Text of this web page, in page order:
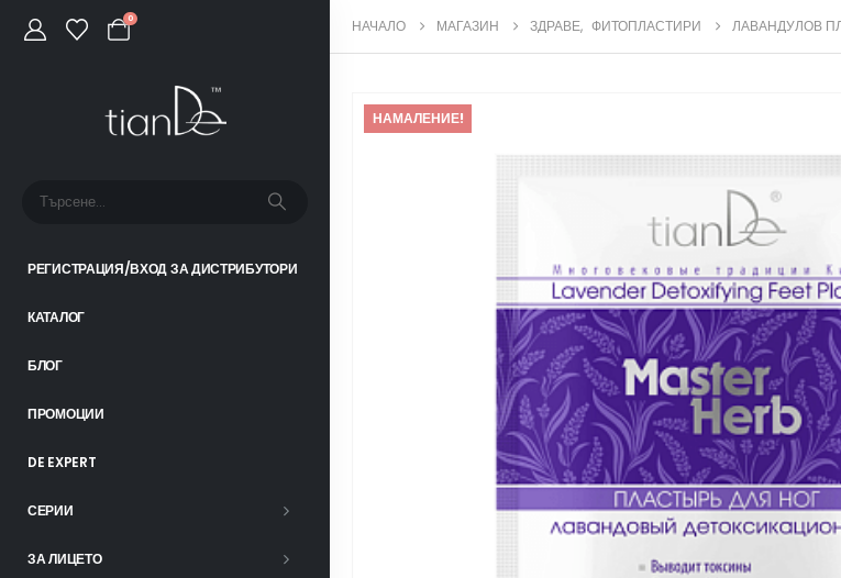
0
РЕГИСТРАЦИЯ/ВХОД ЗА ДИСТРИБУТОРИ
КАТАЛОГ
БЛОГ
ПРОМОЦИИ
DE EXPERT
СЕРИИ
ЗА ЛИЦЕТО
НАЧАЛО МАГАЗИН ЗДРАВЕ, ФИТОПЛАСТИРИ ЛАВАНДУЛОВ
НАМАЛЕНИЕ!